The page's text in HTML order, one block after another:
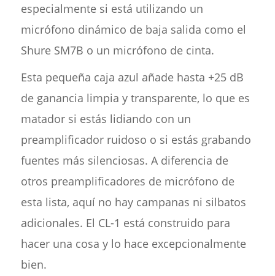
especialmente si está utilizando un
micrófono dinámico de baja salida como el
Shure SM7B o un micrófono de cinta.
Esta pequeña caja azul añade hasta +25 dB
de ganancia limpia y transparente, lo que es
matador si estás lidiando con un
preamplificador ruidoso o si estás grabando
fuentes más silenciosas. A diferencia de
otros preamplificadores de micrófono de
esta lista, aquí no hay campanas ni silbatos
adicionales. El CL-1 está construido para
hacer una cosa y lo hace excepcionalmente
bien.